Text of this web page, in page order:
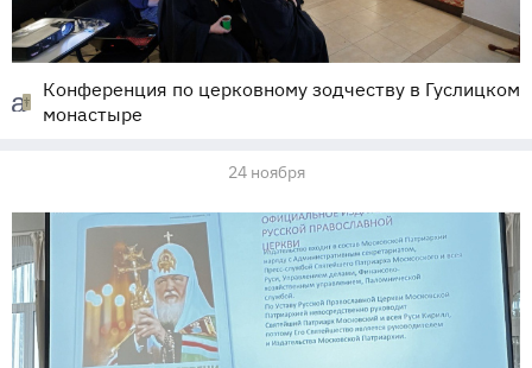
Конференция по церковному зодчеству в Гуслицком
монастыре
24 ноября